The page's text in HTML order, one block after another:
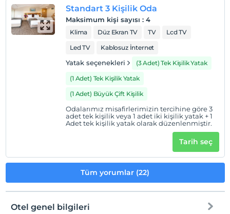
Standart 3 Kişilik Oda
Maksimum kişi sayısı : 4
Klima Düz Ekran TV TV
Lcd TV
Led TV
Kablosuz İnternet
Yatak seçenekleri
(3 Adet) Tek Kişilik Yatak
(1 Adet) Tek Kişilik Yatak
(1 Adet) Büyük Çift Kişilik
Odalarımız misafirlerimizin tercihine göre 3
adet tek kişilik veya 1 adet iki kişilik yatak + 1
Adet tek kişilik yatak olarak düzenlenmiştir.
Tarih seç
Tüm yorumlar (22)
Otel genel bilgileri